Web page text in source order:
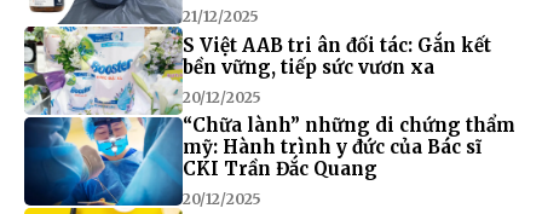
21/12/2025
S Việt AAB tri ân đối tác: Gắn kết
bền vững, tiếp sức vươn xa
20/12/2025
“Chữa lành” những di chứng thẩm
mỹ: Hành trình y đức của Bác sĩ
CKI Trần Đắc Quang
20/12/2025